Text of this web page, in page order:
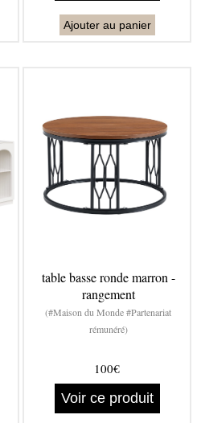
Ajouter au panier
table basse ronde marron -
rangement
(#Maison du Monde #Partenariat
rémunéré)
100€
Voir ce produit